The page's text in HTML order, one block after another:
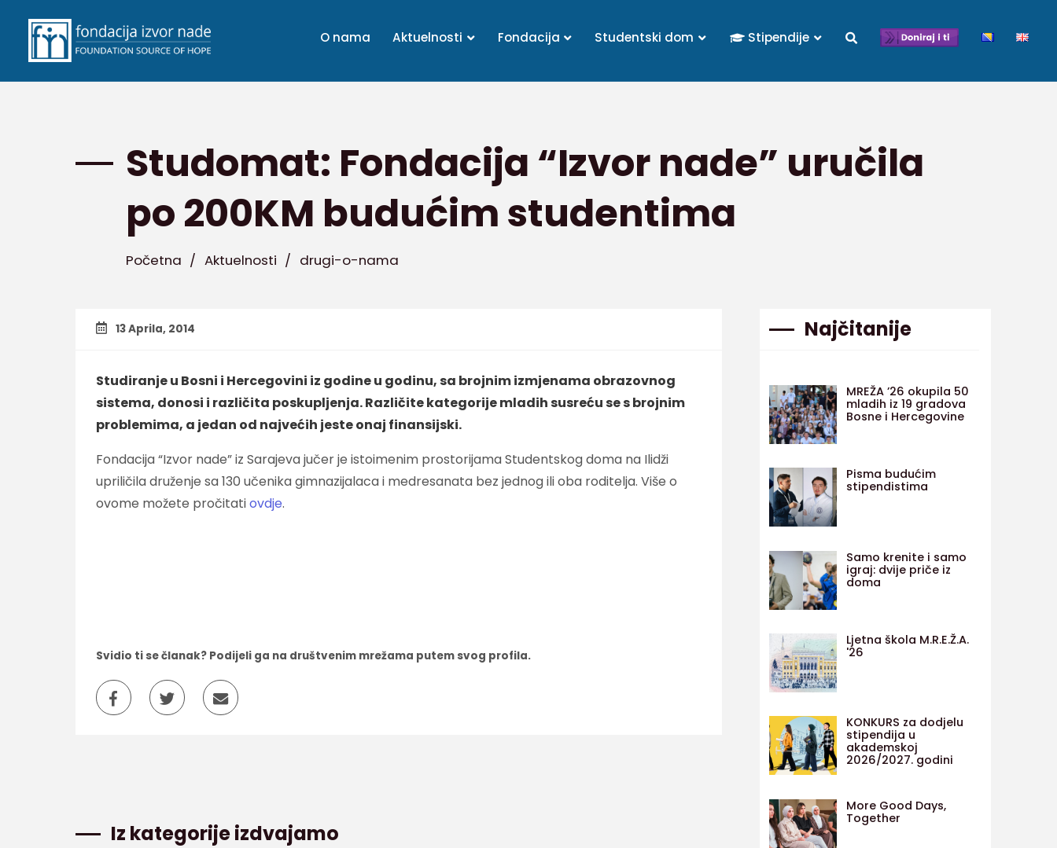
O nama Aktuelnosti Fondacija Studentski dom Stipendije
Studomat: Fondacija “Izvor nade” uručila
po 200KM budućim studentima
Početna / Aktuelnosti / drugi-o-nama
13 Aprila, 2014
Studiranje u Bosni i Hercegovini iz godine u godinu, sa brojnim izmjenama obrazovnog
sistema, donosi i različita poskupljenja. Različite kategorije mladih susreću se s brojnim
problemima, a jedan od najvećih jeste onaj finansijski.
Fondacija “Izvor nade” iz Sarajeva jučer je istoimenim prostorijama Studentskog doma na Ilidži
upriličila druženje sa 130 učenika gimnazijalaca i medresanata bez jednog ili oba roditelja. Više o
ovome možete pročitatiovdje.
Svidio ti se članak? Podijeli ga na društvenim mrežama putem svog profila.
Iz kategorije izdvajamo
Najčitanije
MREŽA ’26 okupila 50
mladih iz 19 gradova
Bosne i Hercegovine
Pisma budućim
stipendistima
Samo krenite i samo
igraj: dvije priče iz
doma
Ljetna škola M.R.E.Ž.A.
'26
KONKURS za dodjelu
stipendija u
akademskoj
2026/2027. godini
More Good Days,
Together